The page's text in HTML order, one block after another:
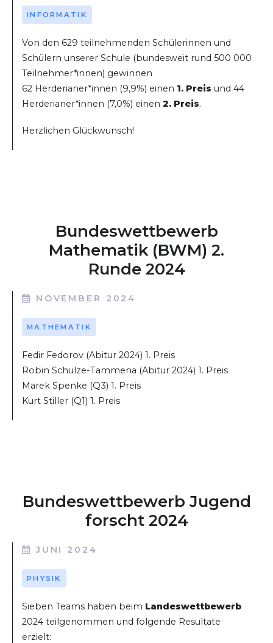
INFORMATIK
Von den 629 teilnehmenden Schülerinnen und
Schülern unserer Schule (bundesweit rund 500 000
Teilnehmer*innen) gewinnen
62 Herderianer*innen (9,9%) einen 1. Preis und 44
Herderianer*innen (7,0%) einen 2. Preis.
Herzlichen Glückwunsch!
Bundeswettbewerb
Mathematik (BWM) 2.
Runde 2024
NOVEMBER 2024
MATHEMATIK
Fedir Fedorov (Abitur 2024) 1. Preis
Robin Schulze-Tammena (Abitur 2024) 1. Preis
Marek Spenke (Q3) 1. Preis
Kurt Stiller (Q1) 1. Preis
Bundeswettbewerb Jugend
forscht 2024
JUNI 2024
PHYSIK
Sieben Teams haben beim Landeswettbewerb
2024 teilgenommen und folgende Resultate
erzielt: